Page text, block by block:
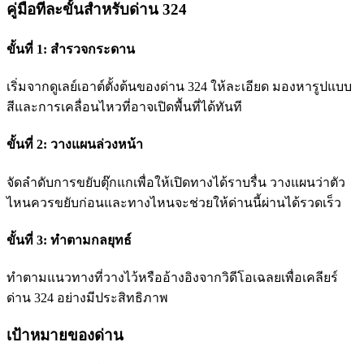
คู่มือทีละขั้นสำหรับด่าน 324
ขั้นที่ 1: สำรวจกระดาน
เริ่มจากดูเลย์เอาต์ตั้งต้นของด่าน 324 ให้ละเอียด มองหารูปแบบ
สีและการเคลื่อนไหวที่อาจเปิดพื้นที่ได้ทันที
ขั้นที่ 2: วางแผนล่วงหน้า
จัดลำดับการขยับตุ๊กแกเพื่อให้เปิดทางได้ราบรื่น วางแผนว่าตัว
ไหนควรขยับก่อนและทางไหนจะช่วยให้ด่านนี้ผ่านได้รวดเร็ว
ขั้นที่ 3: ทำตามกลยุทธ์
ทำตามแนวทางที่วางไว้หรืออ้างอิงจากวิดีโอเฉลยเพื่อเคลียร์
ด่าน 324 อย่างมีประสิทธิภาพ
เป้าหมายของด่าน